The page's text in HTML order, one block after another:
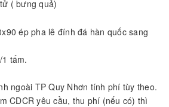
( bưng quả)
ép pha lê đính đá hàn quốc sang
tấm.
ngoài TP Quy Nhơn tính phí tùy theo.
CDCR yêu cầu, thu phí (nếu có) thì